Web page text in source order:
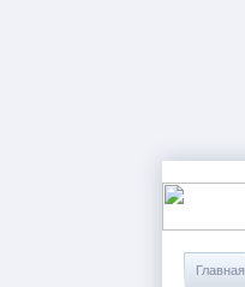
Главная